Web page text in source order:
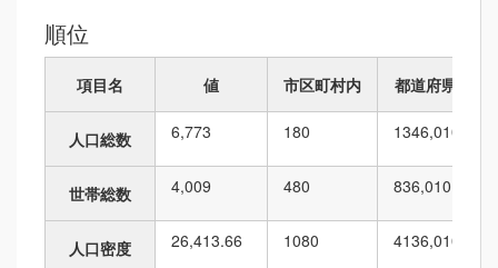
順位
項目名 値 市区町村内 都道府県内
人口総数 6,773 180 1346,010
世帯総数 4,009 480 836,010
人口密度 26,413.66 1080 4136,010